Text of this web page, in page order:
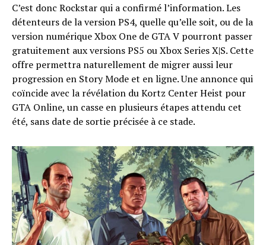
C’est donc Rockstar qui a confirmé l’information. Les
détenteurs de la version PS4, quelle qu’elle soit, ou de la
version numérique Xbox One de GTA V pourront passer
gratuitement aux versions PS5 ou Xbox Series X|S. Cette
offre permettra naturellement de migrer aussi leur
progression en Story Mode et en ligne. Une annonce qui
coïncide avec la révélation du Kortz Center Heist pour
GTA Online, un casse en plusieurs étapes attendu cet
été, sans date de sortie précisée à ce stade.